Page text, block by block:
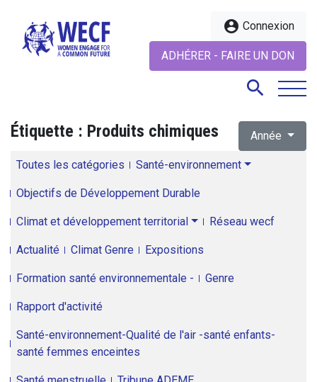
account_circle Connexion
ADHÉRER - FAIRE UN DON
search
Étiquette : Produits chimiques Année
Toutes les catégories Santé-environnement
Objectifs de Développement Durable
Climat et développement territorial Réseau wecf
Actualité Climat Genre Expositions
Formation santé environnementale - Genre
Rapport d'activité
Santé-environnement-Qualité de l'air -santé enfants-
santé femmes enceintes